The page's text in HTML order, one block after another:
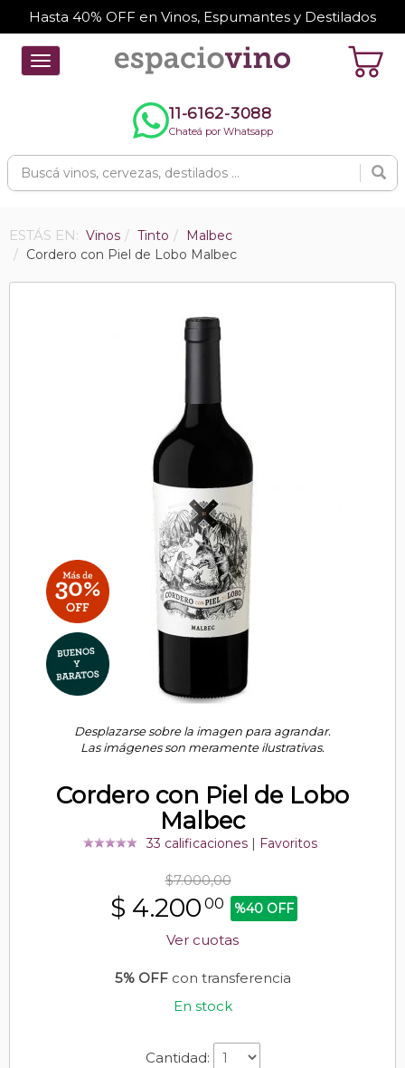
Hasta 40% OFF en Vinos, Espumantes y Destilados
Toggle
navigation
11-6162-3088
Chateá por Whatsapp
ESTÁS EN: Vinos Tinto
Malbec
Cordero con Piel de Lobo Malbec
Desplazarse sobre la imagen para agrandar.
Las imágenes son meramente ilustrativas.
Cordero con Piel de Lobo
Malbec
33 calificaciones| Favoritos
$7.000,00
$ 4.200 00 %40 OFF
Ver cuotas
5% OFFcon transferencia
En stock
Cantidad: